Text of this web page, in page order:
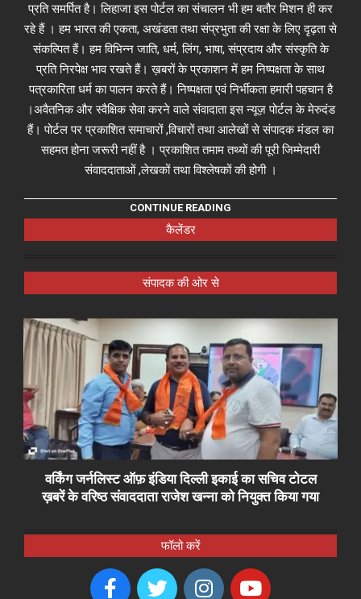
प्रति समर्पित है। लिहाजा इस पोर्टल का संचालन भी हम बतौर मिशन ही कर
रहे हैं । हम भारत की एकता, अखंडता तथा संप्रभुता की रक्षा के लिए दृढ़ता से
संकल्पित हैं। हम विभिन्न जाति, धर्म, लिंग, भाषा, संप्रदाय और संस्कृति के
प्रति निरपेक्ष भाव रखते हैं। ख़बरों के प्रकाशन में हम निष्पक्षता के साथ
पत्रकारिता धर्म का पालन करते हैं। निष्पक्षता एवं निर्भीकता हमारी पहचान है
।अवैतनिक और स्वैक्षिक सेवा करने वाले संवादाता इस न्यूज़ पोर्टल के मेरुदंड
हैं। पोर्टल पर प्रकाशित समाचारों ,विचारों तथा आलेखों से संपादक मंडल का
सहमत होना जरूरी नहीं है । प्रकाशित तमाम तथ्यों की पूरी जिम्मेदारी
संवाददाताओं ,लेखकों तथा विश्लेषकों की होगी ।
CONTINUE READING
कैलेंडर
संपादक की ओर से
वर्किंग जर्नलिस्ट ऑफ़ इंडिया दिल्ली इकाई का सचिव टोटल
ख़बरें के वरिष्ठ संवाददाता राजेश खन्ना को नियुक्त किया गया
फॉलो करें